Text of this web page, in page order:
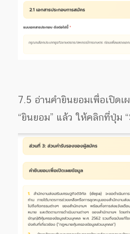
7.5 อ่านคำยินยอมเพื่อเปิด
“ยินยอม” แล้ว ให้คลิกที่ปุ่ม